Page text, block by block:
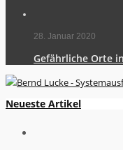
28. Januar 2020
Gefährliche Orte
Neueste Artikel